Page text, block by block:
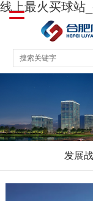
线上最火买球站
发展